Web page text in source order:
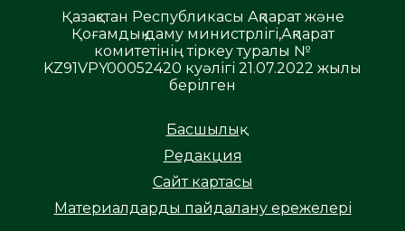
Қазақстан Республикасы Ақпарат және
Қоғамдық даму министрлігі,Ақпарат
комитетінің тіркеу туралы №
KZ91VPY00052420 куәлігі 21.07.2022 жылы
берілген
Басшылық
Редакция
Сайт картасы
Материалдарды пайдалану ережелері